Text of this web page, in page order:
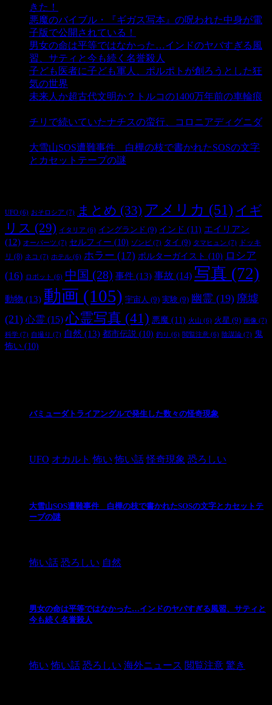
きた！
悪魔のバイブル・『ギガス写本』の呪われた中身が電
子版で公開されている！
男女の命は平等ではなかった…インドのヤバすぎる風
習、サティと今も続く名誉殺人
子ども医者に子ども軍人、ポルポトが創ろうとした狂
気の世界
未来人か超古代文明か？トルコの1400万年前の車輪痕
チリで続いていたナチスの蛮行、コロニアディグニダ
大雪山SOS遭難事件 白樺の枝で書かれたSOSの文字
とカセットテープの謎
UFO (6) おそロシア (7) まとめ (33) アメリカ (51) イギ
リス (29) イタリア (6) イングランド (9) インド (11) エイリアン
(12) オーパーツ (7) セルフィー (10) ゾンビ (7) タイ (9) タマヒュン (7)
ドッキ
リ (8) ネコ (7) ホテル (6) ホラー (17) ポルターガイスト (10) ロシア
(16)
ロボット (6) 中国 (28) 事件 (13) 事故 (14) 写真 (72)
動物 (13) 動画 (105) 宇宙人 (9) 実験 (9) 幽霊 (19) 廃墟
(21) 心霊 (15) 心霊写真 (41) 悪魔 (11) 火山 (6) 火星 (9) 画像 (7)
科学 (7) 自撮り (7) 自然 (13) 都市伝説 (10) 釣り (6) 閲覧注意 (6) 陰謀論 (7) 鬼
怖い (10)
バミューダトライアングルで発生した数々の怪奇現象
UFO オカルト 怖い 怖い話 怪奇現象 恐ろしい
大雪山SOS遭難事件 白樺の枝で書かれたSOSの文字とカセットテ
ープの謎
怖い話 恐ろしい 自然
男女の命は平等ではなかった…インドのヤバすぎる風習、サティと
今も続く名誉殺人
怖い 怖い話 恐ろしい 海外ニュース 閲覧注意 驚き